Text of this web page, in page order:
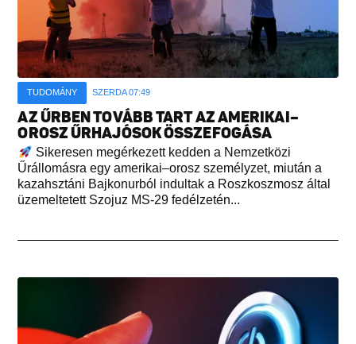
TUDOMÁNY SZERDA 07:49
AZ ŰRBEN TOVÁBB TART AZ AMERIKAI–
OROSZ ŰRHAJÓSOK ÖSSZEFOGÁSA
Sikeresen megérkezett kedden a Nemzetközi
Űrállomásra egy amerikai–orosz személyzet, miután a
kazahsztáni Bajkonurból indultak a Roszkoszmosz által
üzemeltetett Szojuz MS-29 fedélzetén...